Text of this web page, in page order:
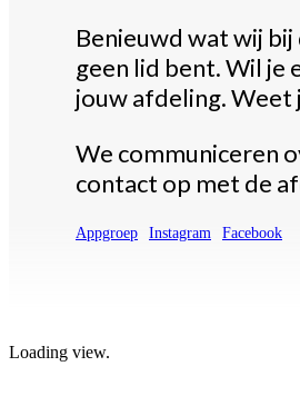
Benieuwd wat wij
geen lid bent. Wil je
jouw afdeling. Weet
We communiceren
contact op met de
Appgroep Instagram Facebook
Loading view.